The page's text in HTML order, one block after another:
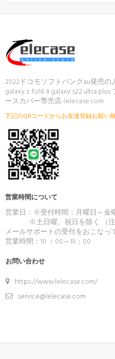
2022ドコモソフトバンクau発売の
galaxy z fold 4 galaxy s22 ultra
ースカバー専売店-lelecase.com
下記のQRコードからお友達登録お願い致
営業時間について
営業日：※受付時間：月曜日～金
※土日曜、祝日を除く （注
メールサポートの受付をおこなっ
営業時間：10 ：00～19：00
お問い合わせ
https://www.lelecase.com/
service@lelecase.com